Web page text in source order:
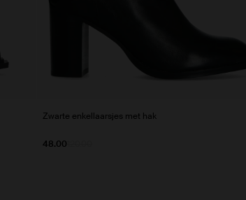
Zwarte enkellaarsjes met hak
48.00